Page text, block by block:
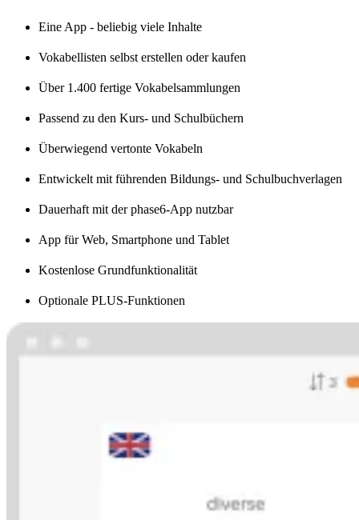
Eine App - beliebig viele Inhalte
Vokabellisten selbst erstellen oder kaufen
Über 1.400 fertige Vokabelsammlungen
Passend zu den Kurs- und Schulbüchern
Überwiegend vertonte Vokabeln
Entwickelt mit führenden Bildungs- und Schulbuchverlagen
Dauerhaft mit der phase6-App nutzbar
App für Web, Smartphone und Tablet
Kostenlose Grundfunktionalität
Optionale PLUS-Funktionen